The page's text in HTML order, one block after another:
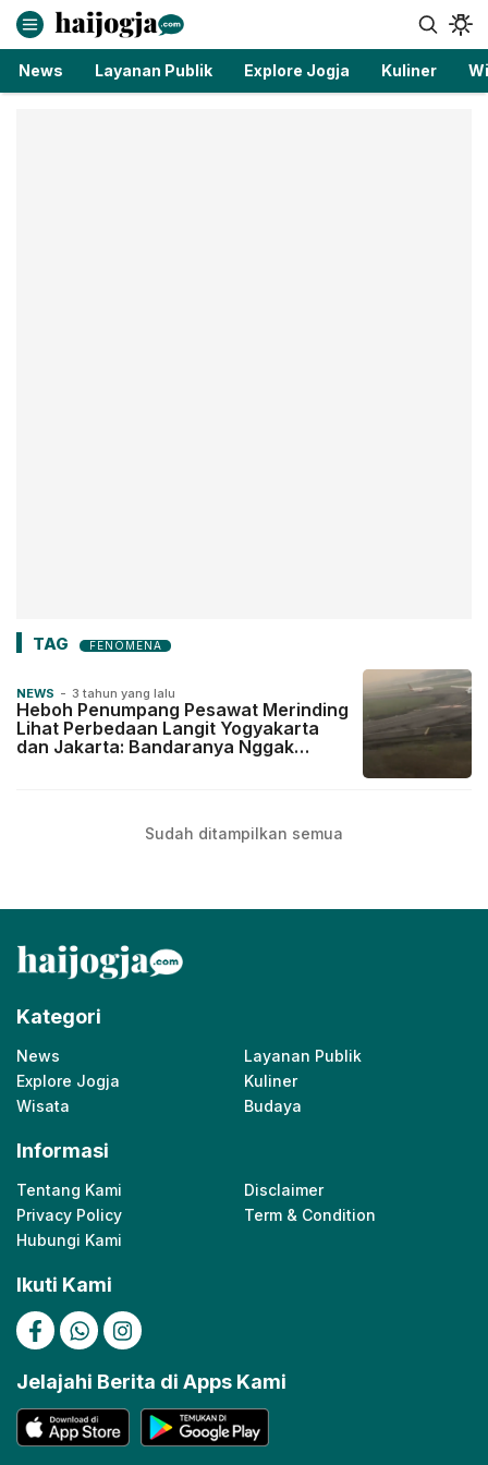
haijogja.com
Berita Jogja Terbaru dan Terkini
News Layanan Publik Explore Jogja Kuliner
TAG FENOMENA
NEWS - 3 tahun yang lalu
Heboh Penumpang Pesawat Merinding
Lihat Perbedaan Langit Yogyakarta
dan Jakarta: Bandaranya Nggak
Sudah ditampilkan semua
Kategori
News
Layanan Publik
Explore Jogja
Kuliner
Wisata
Budaya
Informasi
Tentang Kami
Disclaimer
Privacy Policy
Term & Condition
Hubungi Kami
Ikuti Kami
Jelajahi Berita di Apps Kami